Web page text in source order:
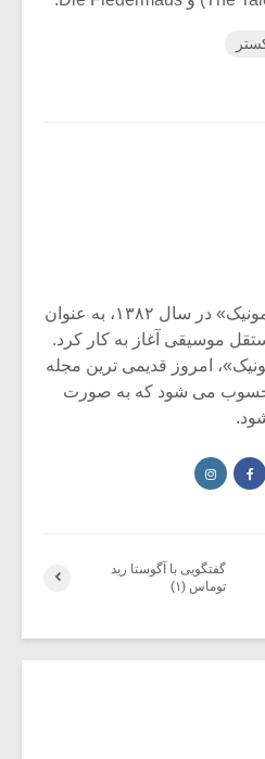
مجله آنلاین «گفتگوی هارمونیک» در سال ۱۳۸۲، به عنوان
موسیقی آغاز به کار کرد.
امروز قدیمی ترین مجله
می شود که به صورت
گفتگویی با آگوستا رید
توماس (۱)